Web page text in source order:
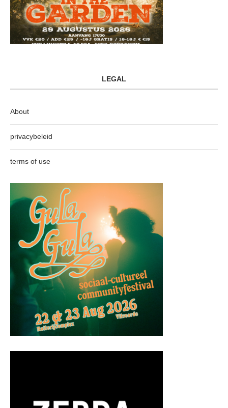
LEGAL
About
privacybeleid
terms of use